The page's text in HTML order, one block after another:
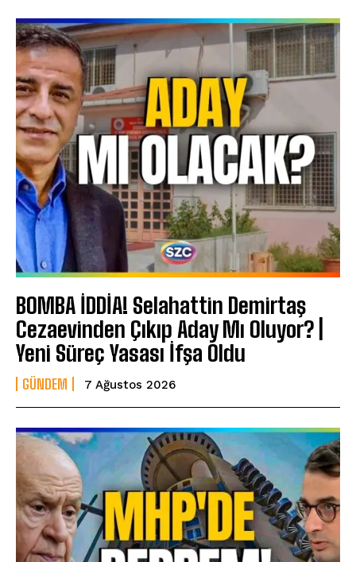
BOMBA İDDİA! Selahattin Demirtaş
Cezaevinden Çıkıp Aday Mı Oluyor? |
Yeni Süreç Yasası İfşa Oldu
GÜNDEM 7 Ağustos 2026